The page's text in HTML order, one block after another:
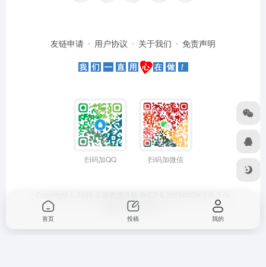
友链申请 用户协议 关于我们 免责声明
扫码加QQ 扫码加微信
OneNav强力驱动
首页 投稿 我的